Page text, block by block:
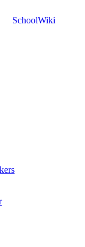
SchoolWiki